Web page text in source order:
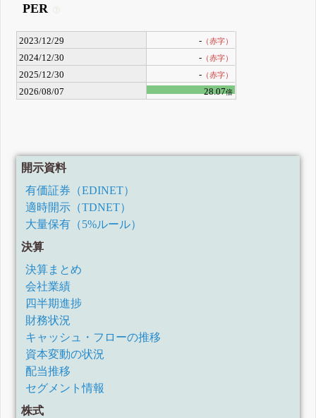
PER
2023/12/29 - （赤字）
2024/12/30 - （赤字）
2025/12/30 - （赤字）
2026/08/07 28.07倍
開示資料
有価証券（EDINET）
適時開示（TDNET）
大量保有（5%ルール）
決算
決算まとめ
会社業績
四半期進捗
財務状況
キャッシュ・フローの推移
資本変動の状況
配当推移
セグメント情報
株式